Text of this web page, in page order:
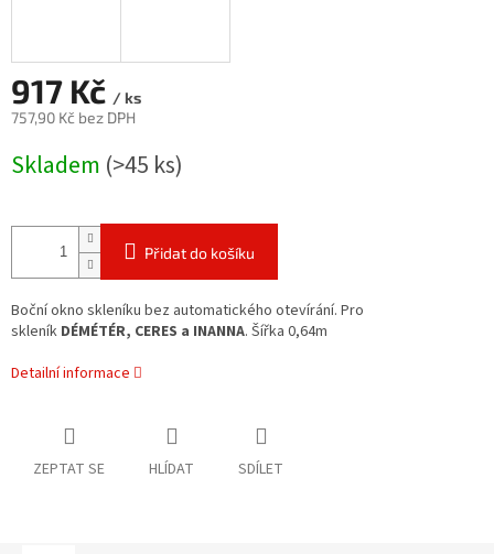
917 Kč / ks
757,90 Kč bez DPH
cena:
Skladem (>45 ks)
Přidat do košíku
Boční okno skleníku bez automatického otevírání. Pro
skleník DÉMÉTÉR, CERES a INANNA. Šířka 0,64m
Detailní informace
ZEPTAT SE HLÍDAT SDÍLET